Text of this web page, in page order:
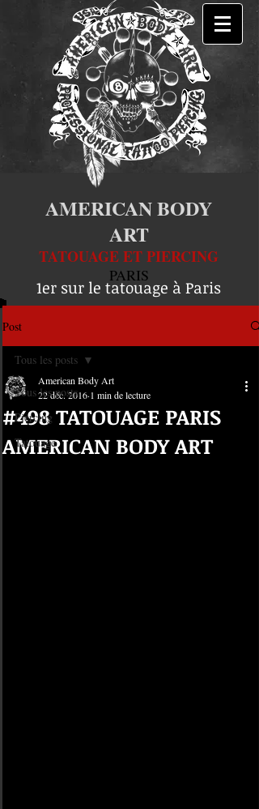
AMERICAN BODY
ART
TATOUAGE ET PIERCING
PARIS
1er sur le tatouage à Paris
Post
Tous les posts
Piercing
Tatouage
Tous les posts
#498 TATOUAGE PARIS
AMERICAN BODY ART
American Body Art
22 déc. 2016 1 min de lecture